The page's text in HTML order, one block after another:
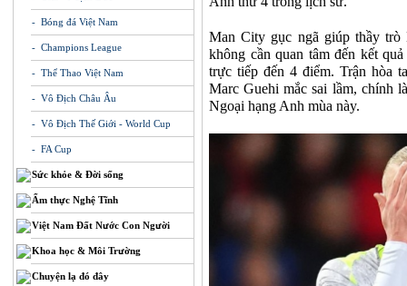
- Bóng đá Việt Nam
- Champions League
- Thể Thao Việt Nam
- Vô Địch Châu Âu
- Vô Địch Thế Giới - World Cup
- FA Cup
Sức khỏe & Đời sống
Ẩm thực Nghệ Tĩnh
Việt Nam Đất Nước Con Người
Khoa học & Môi Trường
Chuyện lạ đó đây
Man City gục ngã giúp thầy trò
không cần quan tâm đến kết
trực tiếp đến 4 điểm. Trận hòa
Marc Guehi mắc sai lầm, chính
Ngoại hạng Anh mùa này.